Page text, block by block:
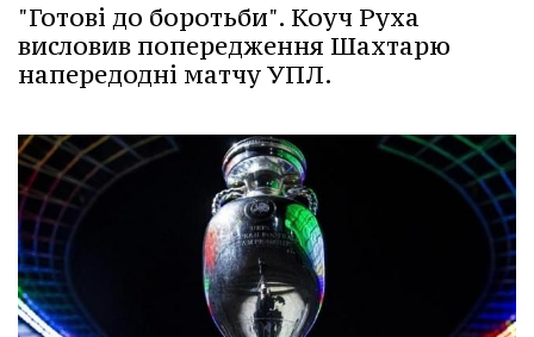
"Готові до боротьби". Коуч Руха
висловив попередження Шахтарю
напередодні матчу УПЛ.